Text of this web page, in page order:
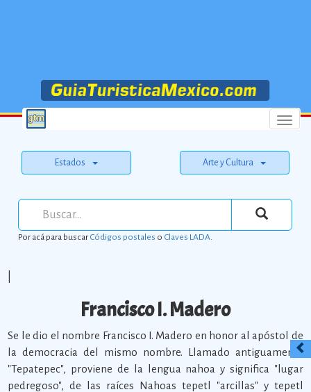
Menu
Estados Arte y Cultura
Por acá para buscarCódigos postales o Claves LADA.
Francisco I. Madero
Se le dio el nombre Francisco I. Madero en honor al apóstol de
la democracia del mismo nombre. Llamado antiguamente
"Tepatepec", proviene de la lengua nahoa y significa "lugar
pedregoso", de las raíces Nahoas tepetl "arcillas" y tepetl